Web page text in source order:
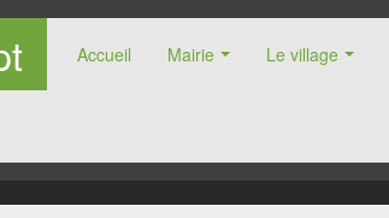
Accueil Mairie Le village